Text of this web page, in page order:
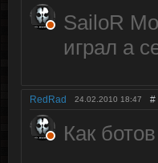
SailoR
играл а
RedRad 24.02.2010 18:47 #
Как